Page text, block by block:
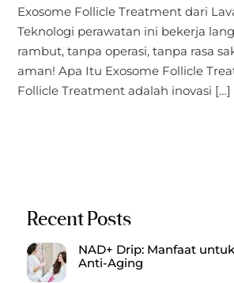
Exosome Follicle Treatment dari
Teknologi perawatan ini bekerja
rambut, tanpa operasi, tanpa rasa
aman! Apa Itu Exosome Follicle
Follicle Treatment adalah inovasi […]
Recent Posts
NAD+ Drip: Manfaat
Anti-Aging